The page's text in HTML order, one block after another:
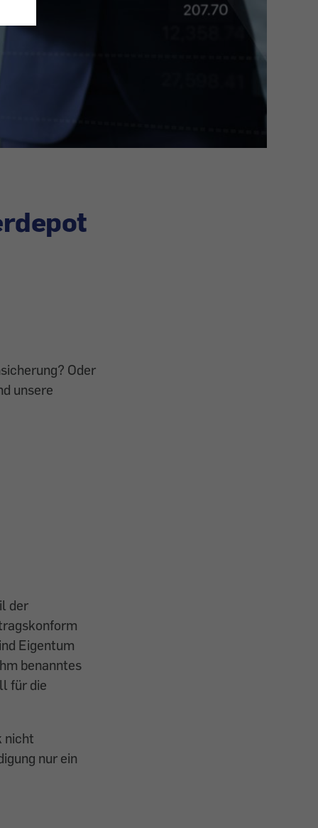
Oder
unsere
der
Eigentum
benanntes
für die
nicht
nur ein